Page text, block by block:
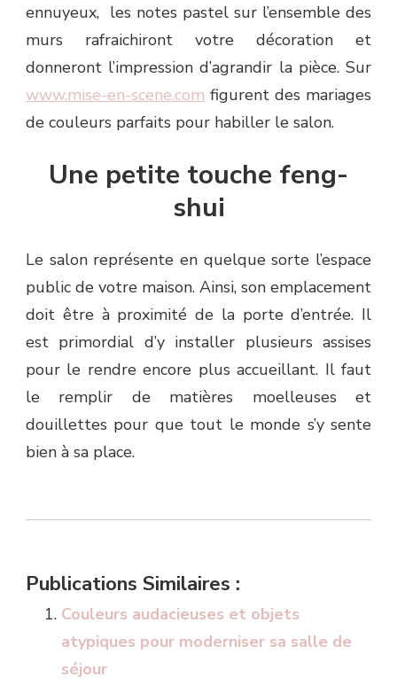
ennuyeux, les notes pastel sur l’ensemble des
murs rafraichiront votre décoration et
donneront l’impression d’agrandir la pièce. Sur
www.mise-en-scene.com figurent des mariages
de couleurs parfaits pour habiller le salon.
Une petite touche feng-
shui
Le salon représente en quelque sorte l’espace
public de votre maison. Ainsi, son emplacement
doit être à proximité de la porte d’entrée. Il
est primordial d’y installer plusieurs assises
pour le rendre encore plus accueillant. Il faut
le remplir de matières moelleuses et
douillettes pour que tout le monde s’y sente
bien à sa place.
Publications Similaires :
Couleurs audacieuses et objets
atypiques pour moderniser sa salle de
séjour